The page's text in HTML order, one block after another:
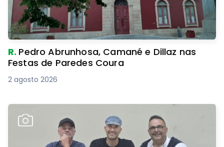
R. Pedro Abrunhosa, Camané e Dillaz nas
Festas de Paredes Coura
2 agosto 2026